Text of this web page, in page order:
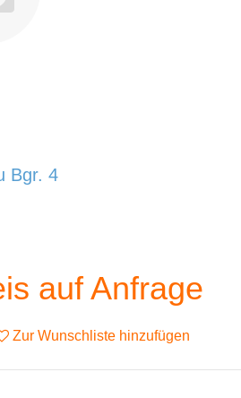
Bgr. 4
auf Anfrage
Zur Wunschliste hinzufügen